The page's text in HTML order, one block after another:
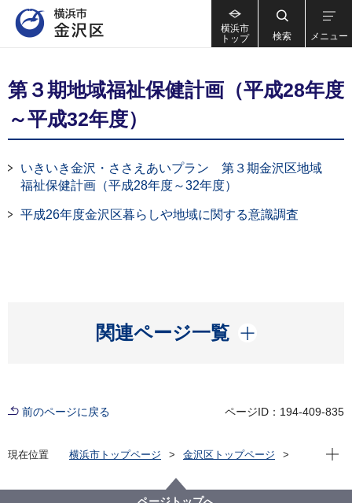
横浜市
トップ
検索 メニュー
第３期地域福祉保健計画（平成28年度
～平成32年度）
いきいき金沢・ささえあいプラン 第３期金沢区地域
福祉保健計画（平成28年度～32年度）
平成26年度金沢区暮らしや地域に関する意識調査
関連ページ一覧
開く
前のページに戻る ページID：194-409-835
現在位置 横浜市トップページ
金沢区トップページ
金沢区地域福祉保健計画
第３期地域福祉保健計画（平成28年度～平成32年度）
現在